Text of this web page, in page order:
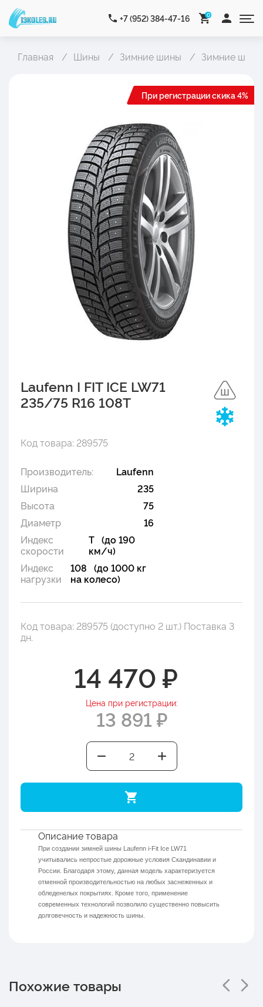
+7 (952) 384-47-16 0
Главная Шины Зимние шины Зимние
Laufenn I FIT ICE LW71
235/75 R16 108T
Код товара: 289575
Производитель:
Laufenn
Ширина
235
Высота
75
Диаметр
16
Индекс
скорости
T (до 190
км/ч)
Индекс
нагрузки
108 (до 1000 кг
на колесо)
Код товара: 289575 (доступно 2 шт.) Поставка 3
дн.
14 470 ₽
Цена при регистрации:
13 891 ₽
Описание товара
При создании зимней шины Laufenn i-Fit Ice LW71
учитывались непростые дорожные условия Скандинавии и
России. Благодаря этому, данная модель характеризуется
отменной производительностью на любых заснеженных и
обледенелых покрытиях. Кроме того, применение
современных технологий позволило существенно повысить
долговечность и надежность шины.
При регистрации скика 4%
Похожие товары